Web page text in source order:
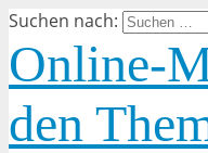
Suchen nach:
Online-
den